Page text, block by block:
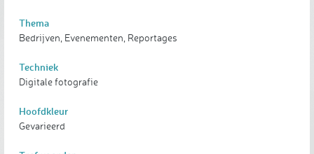
Thema
Bedrijven, Evenementen, Reportages
Techniek
Digitale fotografie
Hoofdkleur
Gevarieerd